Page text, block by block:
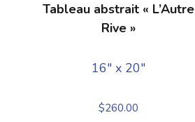
Tableau abstrait « L’Autre
Rive »
16" x 20"
$260.00